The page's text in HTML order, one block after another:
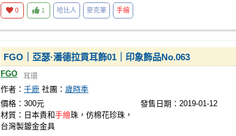
0 1 哈比人 麥克筆 手繪
FGO｜亞瑟·潘德拉貢耳飾01｜印象飾品No.063
FGO 耳環
作者： 千鹿 社團： 歲時季
價格：300元
發售日期：2019-01-12
材質：日本貴和手繪珠，仿棉花珍珠，
台灣製鍍金金具